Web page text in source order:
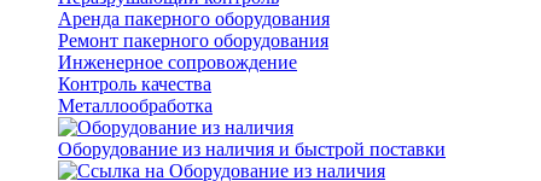
Аренда пакерного оборудования
Ремонт пакерного оборудования
Инженерное сопровождение
Контроль качества
Металлообработка
Оборудование из наличия и быстрой поставки